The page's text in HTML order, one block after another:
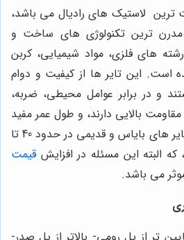
ترین لاستیک های رادیال می باشد،
ترین تکنولوژی های ساخت و
رشته های فلزی، مواد شیمیایی، کربن
است. این تایر ها از کیفیت و دوام
و در برابر عوامل محیطی، ضربه،
بالایی دارند، و طول عمر مفید
آن ها در مقایسه با دیگر تایر های بایاس و قدیمی در حدود 40 تا
قیمت
می باشد.